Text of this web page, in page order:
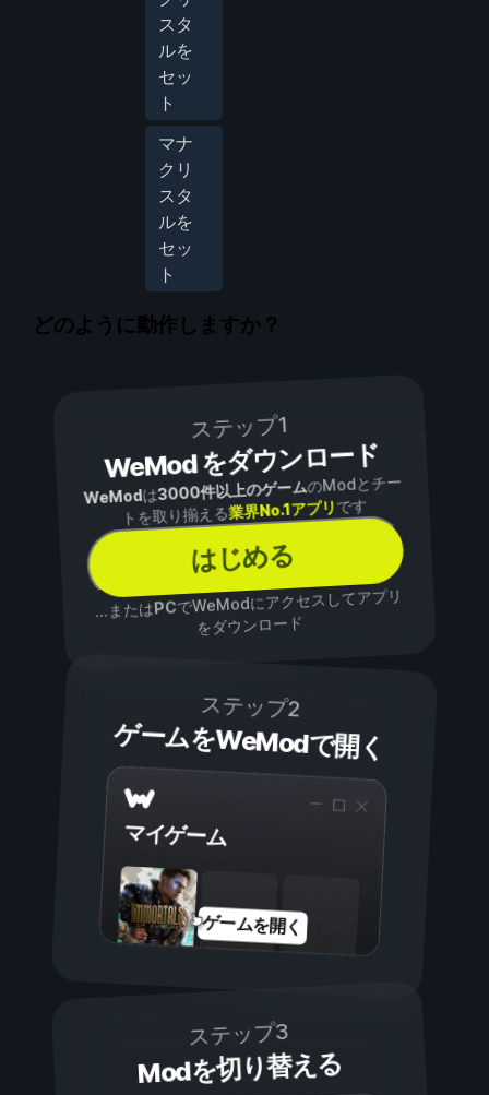
スタ
ルを
セッ
ト
マナ
クリ
スタ
ルを
セッ
ト
どのように動作しますか？
ステップ1
WeMod をダウンロード
WeModは3000件以上のゲームのModとチー
トを取り揃える業界No.1アプリです
はじめる
...またはPCでWeModにアクセスしてアプリ
をダウンロード
ステップ2
ゲームをWeModで開く
マイゲーム
ゲームを開く
ステップ3
Modを切り替える